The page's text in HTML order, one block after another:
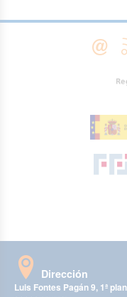
Dirección
Luis Fontes Pagán 9, 1ª